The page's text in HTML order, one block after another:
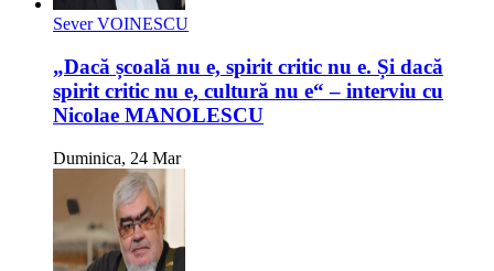
Sever VOINESCU
„Dacă școală nu e, spirit critic nu e. Și dacă
spirit critic nu e, cultură nu e“ – interviu cu
Nicolae MANOLESCU
Duminica, 24 Mar